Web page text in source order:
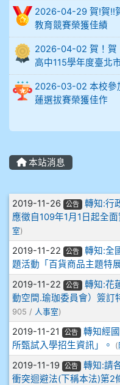
902蘇奕愷
903陳品帆
904彭子庭
905蔣昇和
905周沛蓉
905鄭瑀安
906江彥臻
907張晏寧
908彭主豪
909林柏翰
909林玉楓
909林朝智
910謝尚橙
2026-04-29 賀!賀!!
教育競賽榮獲佳績
2026-04-02 賀！賀
高中115學年度臺北
2026-03-02 本校參
蓮選拔賽榮獲佳作
本站消息
文章列表
2019-11-26 公告
轉知:行
應徵自109年1月1日起全
室)
2019-11-22 公告
轉知:全
題活動「百貨商品主題特
2019-11-22 公告
轉知:花
動空間.瑜珈委員會）簽訂
905 / 人事室)
2019-11-21 公告
轉知經
所甄試入學招生資訊」。
(
2019-11-19 公告
轉知:請
衝突迴避法(下稱本法)第2